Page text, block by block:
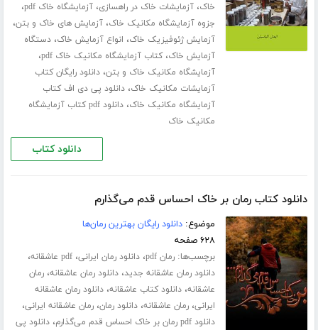
خاک،آزمایشات خاک در راهسازی،آزمایشگاه خاک pdf ،
جزوه آزمایشگاه مکانیک خاک،آزمایش های خاک و بتن،
آزمایش ژئوفیزیک خاک، انواع آزمایش خاک،دستگاه
آزمایش خاک،کتاب آزمایشگاه مکانیک خاک pdf ،
آزمایشگاه مکانیک خاک و بتن،دانلود رایگان کتاب
آزمایشات مکانیک خاک،دانلود پی دی اف کتاب
آزمایشگاه مکانیک خاک،
دانلود pdf کتاب آزمایشگاه
مکانیک خاک
دانلود کتاب
دانلود کتاب رمان بر خاک احساس قدم می‌گذارم
موضوع:دانلود رایگان بهترین رمان‌ها
۶۲۸ صفحه
برچسب‌ها:رمان pdf ،دانلود رمان ایرانی،pdf عاشقانه ،
دانلود رمان عاشقانه جدید،دانلود رمان عاشقانه،رمان
عاشقانه،دانلود کتاب عاشقانه،دانلود رمان عاشقانه
ایرانی،رمان عاشقانه،دانلود رمان،رمان عاشقانه ایرانی،
دانلود pdf رمان بر خاک احساس قدم می‌گذارم ،دانلود پی